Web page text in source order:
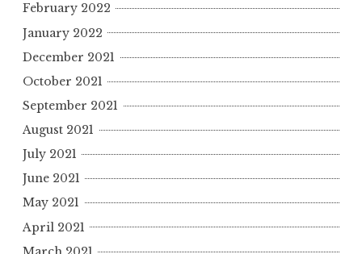
February 2022
January 2022
December 2021
October 2021
September 2021
August 2021
July 2021
June 2021
May 2021
April 2021